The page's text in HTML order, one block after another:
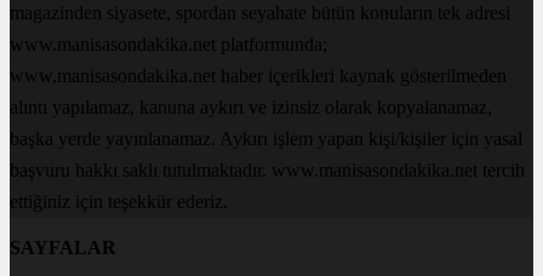
magazinden siyasete, spordan seyahate bütün konuların tek adresi
www.manisasondakika.net platformunda;
www.manisasondakika.net haber içerikleri kaynak gösterilmeden
alıntı yapılamaz, kanuna aykırı ve izinsiz olarak kopyalanamaz,
başka yerde yayınlanamaz. Aykırı işlem yapan kişi/kişiler için yasal
başvuru hakkı saklı tutulmaktadır. www.manisasondakika.net tercih
ettiğiniz için teşekkür ederiz.
SAYFALAR